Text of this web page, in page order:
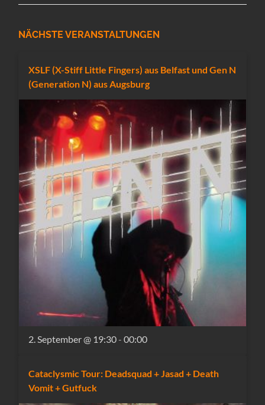
NÄCHSTE VERANSTALTUNGEN
XSLF (X-Stiff Little Fingers) aus Belfast und Gen N
(Generation N) aus Augsburg
2. September @ 19:30-00:00
Cataclysmic Tour: Deadsquad + Jasad + Death
Vomit + Gutfuck